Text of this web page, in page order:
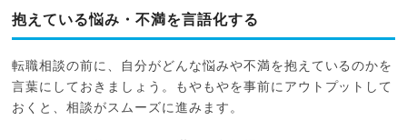
抱えている悩み・不満を言語化する
転職相談の前に、自分がどんな悩みや不満を抱えているのかを
言葉にしておきましょう。もやもやを事前にアウトプットして
おくと、相談がスムーズに進みます。